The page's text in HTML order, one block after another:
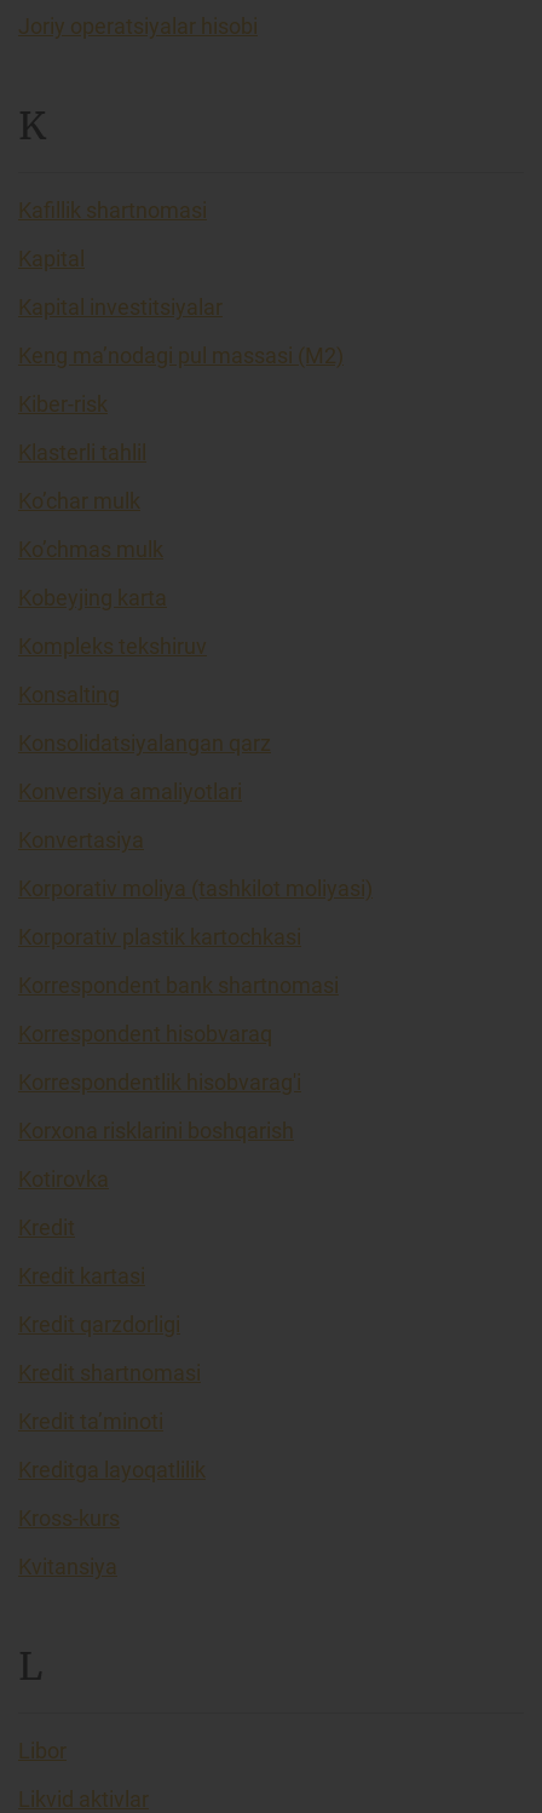
Joriy operatsiyalar hisobi
K
Kafillik shartnomasi
Kapital
Kapital investitsiyalar
Keng ma’nodagi pul massasi (M2)
Kiber-risk
Klasterli tahlil
Ko’char mulk
Ko’chmas mulk
Kobeyjing karta
Kompleks tekshiruv
Konsalting
Konsolidatsiyalangan qarz
Konversiya amaliyotlari
Konvertasiya
Korporativ moliya (tashkilot moliyasi)
Korporativ plastik kartochkasi
Korrespondent bank shartnomasi
Korrespondent hisobvaraq
Korrespondentlik hisobvarag'i
Korxona risklarini boshqarish
Kotirovka
Kredit
Kredit kartasi
Kredit qarzdorligi
Kredit shartnomasi
Kredit ta’minoti
Kreditga layoqatlilik
Kross-kurs
Kvitansiya
L
Libor
Likvid aktivlar